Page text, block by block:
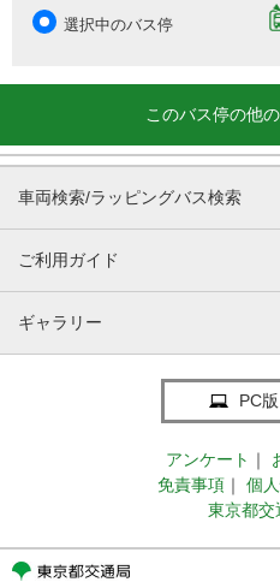
選択中のバス停
このバス停の他
車両検索/ラッピングバス検索
ご利用ガイド
ギャラリー
PC
アンケート ｜
免責事項 ｜
個
東京都交